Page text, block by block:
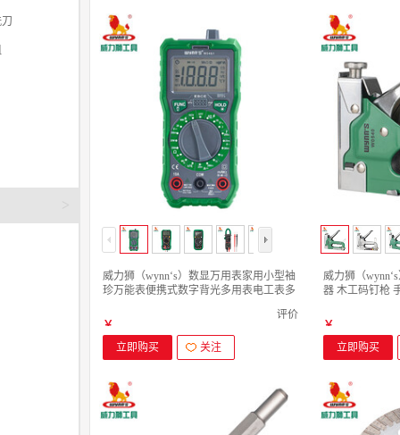
威力狮（wynn‘s）数显万用表家用小型袖
珍万能表便携式数字背光多用表电工表多
评价
￥
立即购买
关注
威力狮（
器 木工码钉枪
￥
立即购买